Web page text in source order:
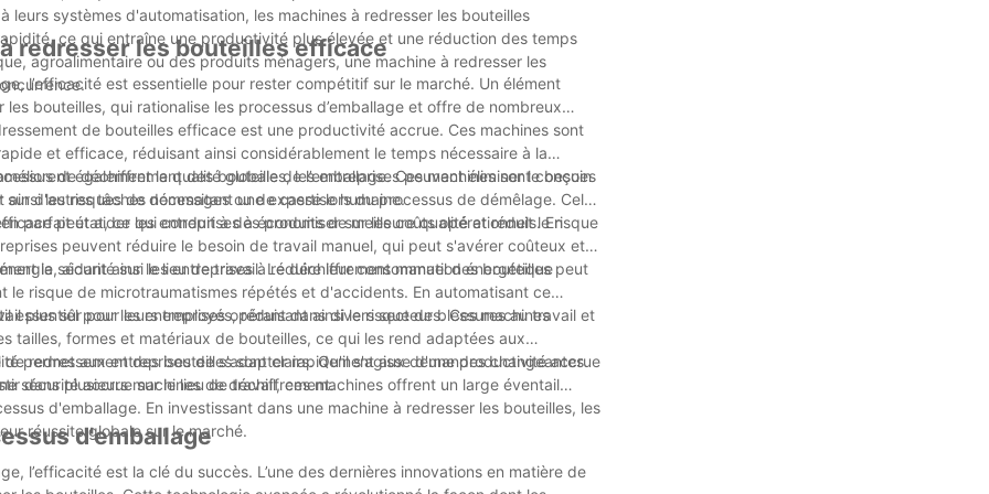
systèmes d'automatisation, les machines à redresser les bouteilles
ce qui entraîne une productivité plus élevée et une réduction des temps
agroalimentaire ou des produits ménagers, une machine à redresser les
redresser les bouteilles efficace
l’efficacité est essentielle pour rester compétitif sur le marché. Un élément
bouteilles, qui rationalise les processus d’emballage et offre de nombreux
de bouteilles efficace est une productivité accrue. Ces machines sont
et efficace, réduisant ainsi considérablement le temps nécessaire à la
de déchiffrement des bouteilles, les entreprises peuvent éliminer le besoin
d'autres tâches nécessitant une expertise humaine.
également la qualité globale de l’emballage. Ces machines sont conçues
les risques de dommages ou de casse lors du processus de démêlage. Cela
parfait état, ce qui conduit à des produits de meilleure qualité et réduit le risque
peut aider les entreprises à économiser sur les coûts opérationnels. En
peuvent réduire le besoin de travail manuel, qui peut s'avérer coûteux et
aidant ainsi les entreprises à réduire leur consommation énergétique
la sécurité sur le lieu de travail. Le déchiffrement manuel des bouteilles peut
risque de microtraumatismes répétés et d'accidents. En automatisant ce
plus sûr pour leurs employés, réduisant ainsi le risque de blessures au travail et
essentiel pour les entreprises opérant dans divers secteurs. Ces machines
formes et matériaux de bouteilles, ce qui les rend adaptées aux
permet aux entreprises de s'adapter rapidement aux demandes changeantes
dans plusieurs machines de déchiffrement.
de redressement des bouteilles sont clairs. Qu'il s'agisse d'une productivité accrue
sécurité accrue sur le lieu de travail, ces machines offrent un large éventail
d'emballage. En investissant dans une machine à redresser les bouteilles, les
réussite globale sur le marché.
d'emballage
l’efficacité est la clé du succès. L’une des dernières innovations en matière de